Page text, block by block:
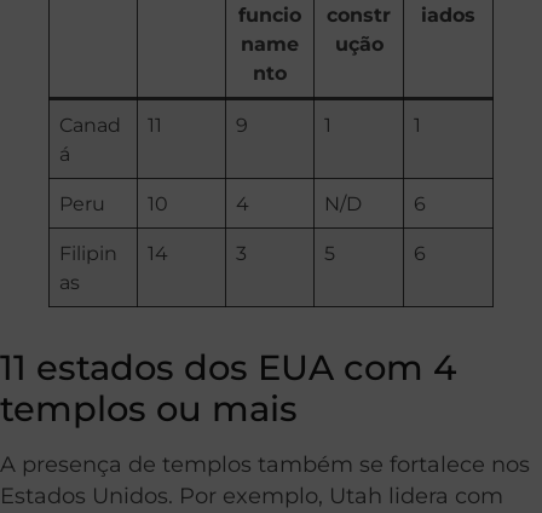
funcio
name
nto
constr
ução
iados
Canad
á
11 9 1 1
Peru 10 4 N/D 6
Filipin
as
14 3 5 6
11 estados dos EUA com 4
templos ou mais
A presença de templos também se fortalece nos
Estados Unidos. Por exemplo, Utah lidera com